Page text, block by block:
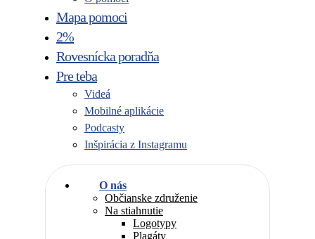
Mapa pomoci
2%
Rovesnícka poradňa
Pre teba
Videá
Mobilné aplikácie
Podcasty
Inšpirácia z Instagramu
O nás
Občianske združenie
Na stiahnutie
Logotypy
Plagáty